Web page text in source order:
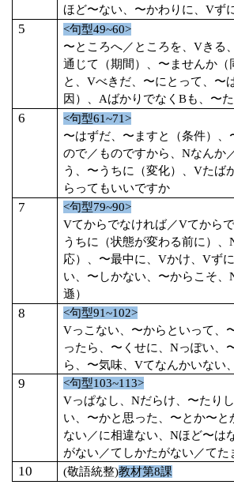
ほど〜ない、〜かわりに、 Vず
5 <句型49~60>
〜ところへ／ところを、 Vきる
通じて（期間）、〜ませんか（
と、 Vべきだ、〜にとって、〜
因）、 Aばかりでなく Bも、〜
6 <句型61~71>
〜はずだ、〜ますと（条件）、
ので／ものですから、 Nなんか
う、〜うちに（変化）、 Vたば
らってもいいですか
7 <句型79~90>
Vてからでなければ／Vてから
うちに（状態が変わる前に）、
応）、〜最中に、 Vかけ、 Vず
い、〜しかない、〜からこそ、
遜）
8 <句型91~102>
Vっこない、〜からといって、
ったら、〜くせに、 Nっぽい、
ら、〜気味、 Vてなんかいない
9 <句型103~113>
Vっぱなし、 Nだらけ、〜たり
い、〜かと思った、〜とか〜
ない／に相違ない、 Nほど〜は
がない／てしかたがない／てた
10 (敬語統整)教材第8課